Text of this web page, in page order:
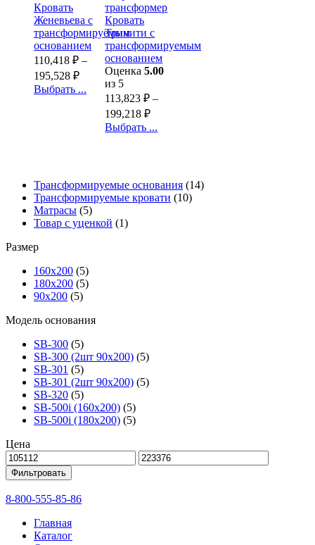
Кровать
Женевьева с
трансформируемым
основанием
110,418 ₽ –
195,528 ₽
Выбрать ...
Кровать
Тринити с
трансформируемым
основанием
Оценка5.00
из 5
113,823₽ –
199,218₽
Выбрать ...
Трансформируемые основания (14)
Трансформируемые кровати (10)
Матрасы (5)
Товар с уценкой (1)
Размер
160х200 (5)
180х200 (5)
90х200 (5)
Модель основания
SB-300 (5)
SB-300 (2шт 90х200) (5)
SB-301 (5)
SB-301 (2шт 90х200) (5)
SB-320 (5)
SB-500i (160x200) (5)
SB-500i (180x200) (5)
Цена
Фильтровать
8-800-555-85-86
Главная
Каталог